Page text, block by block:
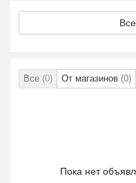
Все (0) От магазинов (0)
Пока нет